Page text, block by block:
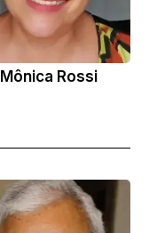
Mônica Rossi